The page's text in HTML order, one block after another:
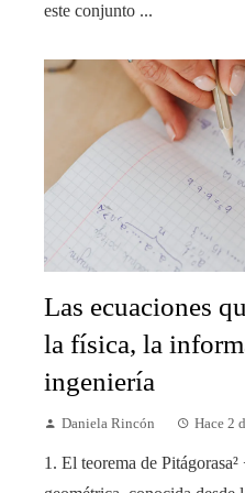
este conjunto ...
Las ecuaciones
la física, la
ingeniería
Daniela Rincón Hace 2
1. El teorema de